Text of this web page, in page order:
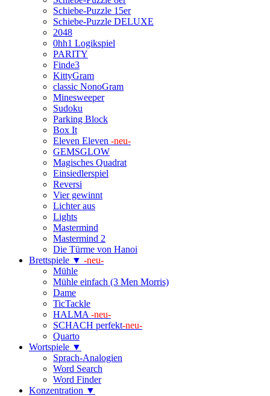
Schiebe-Puzzle 15er
Schiebe-Puzzle DELUXE
2048
0hh1 Logikspiel
PARITY
Finde3
KittyGram
classic NonoGram
Minesweeper
Sudoku
Parking Block
Box It
Eleven Eleven -neu-
GEMSGLOW
Magisches Quadrat
Einsiedlerspiel
Reversi
Vier gewinnt
Lichter aus
Lights
Mastermind
Mastermind 2
Die Türme von Hanoi
Brettspiele ▼ -neu-
Mühle
Mühle einfach (3 Men Morris)
Dame
TicTackle
HALMA -neu-
SCHACH perfekt-neu-
Quarto
Wortspiele ▼
Sprach-Analogien
Word Search
Word Finder
Konzentration ▼